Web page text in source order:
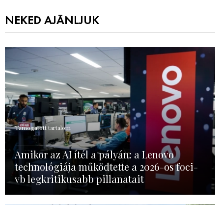
NEKED AJÁNLJUK
Támogatott tartalom
Amikor az AI ítél a pályán: a Lenovo
technológiája működtette a 2026-os foci-
vb legkritikusabb pillanatait